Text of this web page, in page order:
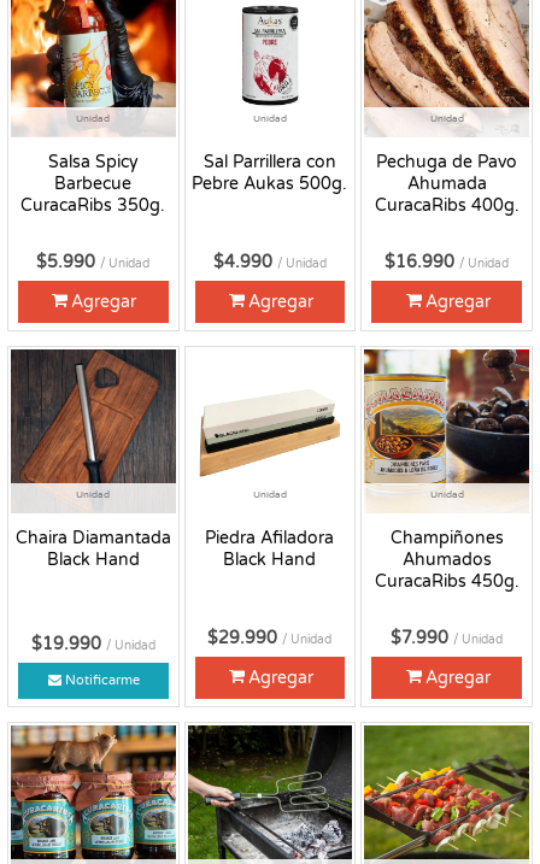
Unidad
Salsa Spicy
Barbecue
CuracaRibs 350g.
$5.990 / Unidad
Agregar
Unidad
Sal Parrillera con
Pebre Aukas 500g.
$4.990 / Unidad
Agregar
Unidad
Pechuga de Pavo
Ahumada
CuracaRibs 400g.
$16.990 / Unidad
Agregar
Unidad
Chaira Diamantada
Black Hand
$19.990 / Unidad
Notificarme
Unidad
Piedra Afiladora
Black Hand
$29.990 / Unidad
Agregar
Unidad
Champiñones
Ahumados
CuracaRibs 450g.
$7.990 / Unidad
Agregar